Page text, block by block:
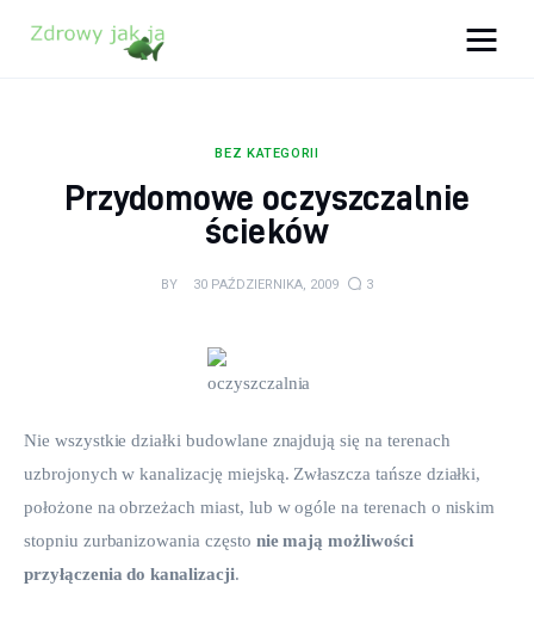
Zdrowy jak ja
Kontakt
BEZ KATEGORII
Przydomowe oczyszczalnie
ścieków
BY 30 PAŹDZIERNIKA, 2009 3
Nie wszystkie działki budowlane znajdują się na terenach
uzbrojonych w kanalizację miejską. Zwłaszcza tańsze działki,
położone na obrzeżach miast, lub w ogóle na terenach o niskim
stopniu zurbanizowania często nie mają możliwości
przyłączenia do kanalizacji.